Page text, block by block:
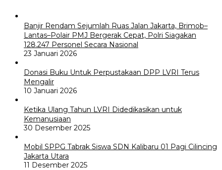
Banjir Rendam Sejumlah Ruas Jalan Jakarta, Brimob–
Lantas–Polair PMJ Bergerak Cepat, Polri Siagakan
128.247 Personel Secara Nasional
23 Januari 2026
Donasi Buku Untuk Perpustakaan DPP LVRI Terus
Mengalir
10 Januari 2026
Ketika Ulang Tahun LVRI Didedikasikan untuk
Kemanusiaan
30 Desember 2025
Mobil SPPG Tabrak Siswa SDN Kalibaru 01 Pagi Cilincing
Jakarta Utara
11 Desember 2025